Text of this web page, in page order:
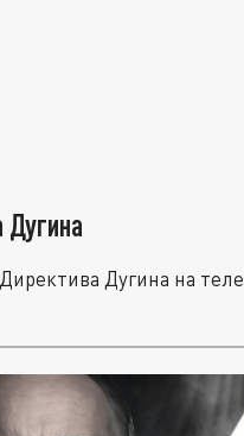
Дугина
Дугина на